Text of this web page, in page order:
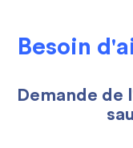
Besoin
Demande de